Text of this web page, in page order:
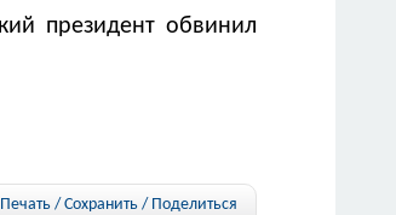
президент обвинил
Печать / Сохранить / Поделиться